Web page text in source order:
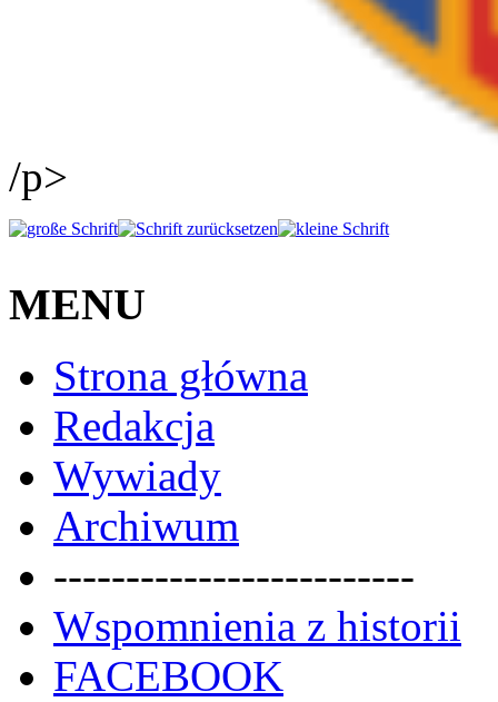
/p>
MENU
Strona główna
Redakcja
Wywiady
Archiwum
-------------------------
Wspomnienia z historii
FACEBOOK